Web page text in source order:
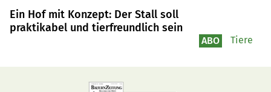
Ein Hof mit Konzept: Der Stall soll
praktikabel und tierfreundlich sein
ABO Tiere